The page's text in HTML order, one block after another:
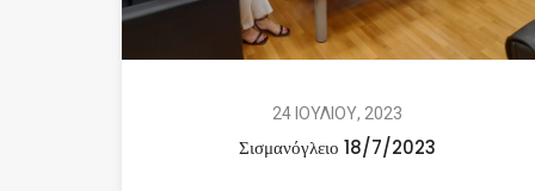
24 ΙΟΥΛΙΟΥ, 2023
Σισμανόγλειο 18/7/2023